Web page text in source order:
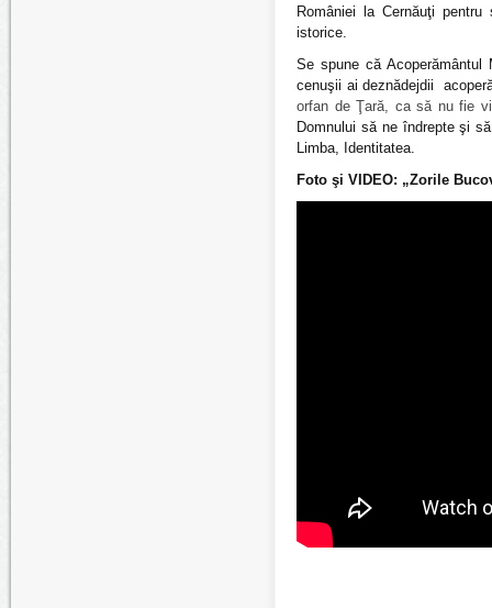
României la Cernăuţi
istorice.
Se spune că
cenuşii ai deznădejdii
orfan de Ţară, ca să nu fie
Domnului să ne îndrepte şi
Limba, Identitatea.
Foto şi VIDEO: „Zorile